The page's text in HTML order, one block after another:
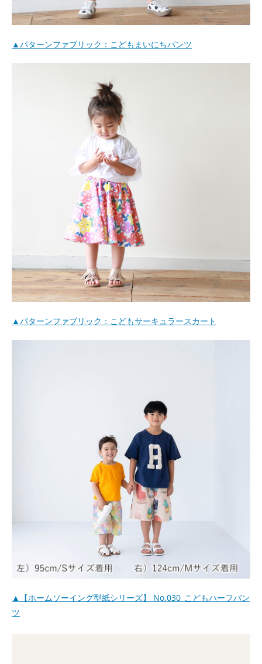
▲パターンファブリック：こどもまいにちパンツ
▲パターンファブリック：こどもサーキュラースカート
▲【ホームソーイング型紙シリーズ】 No.030_こどもハーフパン
ツ